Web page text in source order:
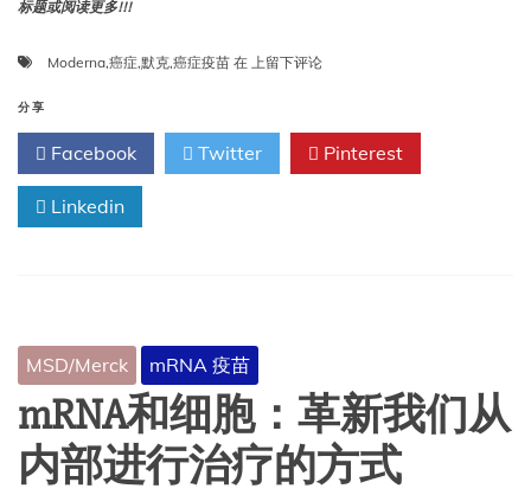
标题或阅读更多!!!
Moderna,癌症,默克,癌症疫苗 在 默
Moderna
肺
癌
期
阶
段
上留下评论
分享
Facebook Twitter Pinterest
Linkedin
MSD/Merck mRNA 疫苗
mRNA和细胞：革新我们从
内部进行治疗的方式